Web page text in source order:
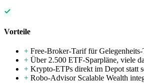
Vorteile
+ Free-Broker-Tarif für
+ Über 2.500 ETF-Sparpläne, viele
+ Krypto-ETPs direkt im Depot statt
+ Robo-Advisor Scalable Wealth